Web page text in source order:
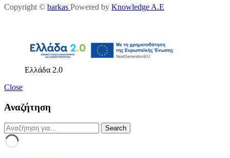
Copyright © barkas Powered by Knowledge A.E
Ελλάδα 2.0
Close
Αναζήτηση